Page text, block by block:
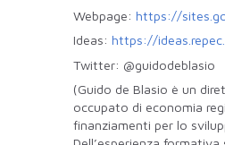
Webpage: https://
Ideas: https://
Twitter: @guidodeblasio
(Guido de Blasio è un
occupato di economia
finanziamenti per lo